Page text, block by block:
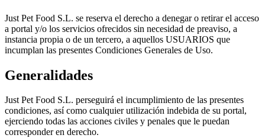
Just Pet Food S.L. se reserva el derecho a denegar o retirar el acceso
a portal y/o los servicios ofrecidos sin necesidad de preaviso, a
instancia propia o de un tercero, a aquellos USUARIOS que
incumplan las presentes Condiciones Generales de Uso.
Generalidades
Just Pet Food S.L. perseguirá el incumplimiento de las presentes
condiciones, así como cualquier utilización indebida de su portal,
ejerciendo todas las acciones civiles y penales que le puedan
corresponder en derecho.